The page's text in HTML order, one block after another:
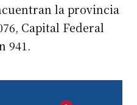
la provincia
Capital Federal
941.